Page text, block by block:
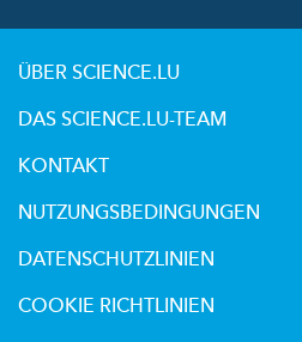
ÜBER SCIENCE.LU
DAS SCIENCE.LU-TEAM
KONTAKT
NUTZUNGSBEDINGUNGEN
DATENSCHUTZLINIEN
COOKIE RICHTLINIEN